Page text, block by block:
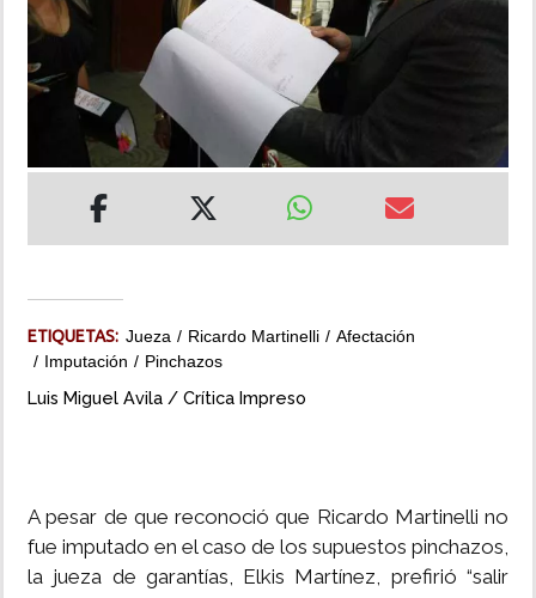
DEPORTES
MUNDO
INSÓLITAS
MULTIMEDIA
ETIQUETAS: Jueza Ricardo Martinelli
Afectación
Imputación
Pinchazos
Luis Miguel Avila / Crítica Impreso
A pesar de que reconoció que Ricardo Martinelli no
fue imputado en el caso de los supuestos pinchazos,
la jueza de garantías, Elkis Martínez, prefirió “salir